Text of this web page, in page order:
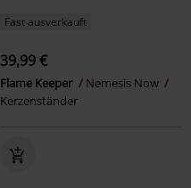
Fast ausverkauft
39,99 €
Flame Keeper
Nemesis Now
Kerzenständer